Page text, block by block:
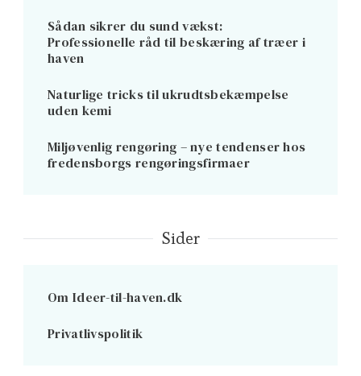
Sådan sikrer du sund vækst:
Professionelle råd til beskæring af træer i
haven
Naturlige tricks til ukrudtsbekæmpelse
uden kemi
Miljøvenlig rengøring – nye tendenser hos
fredensborgs rengøringsfirmaer
Sider
Om Ideer-til-haven.dk
Privatlivspolitik